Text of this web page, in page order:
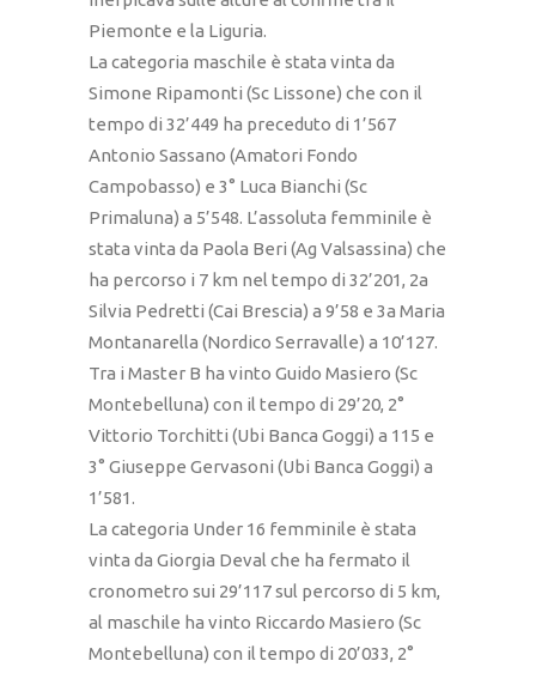
Piemonte e la Liguria.
La categoria maschile è stata vinta da
Simone Ripamonti (Sc Lissone) che con il
tempo di 32’449 ha preceduto di 1’567
Antonio Sassano (Amatori Fondo
Campobasso) e 3° Luca Bianchi (Sc
Primaluna) a 5’548. L’assoluta femminile è
stata vinta da Paola Beri (Ag Valsassina) che
ha percorso i 7 km nel tempo di 32’201, 2a
Silvia Pedretti (Cai Brescia) a 9’58 e 3a Maria
Montanarella (Nordico Serravalle) a 10’127.
Tra i Master B ha vinto Guido Masiero (Sc
Montebelluna) con il tempo di 29’20, 2°
Vittorio Torchitti (Ubi Banca Goggi) a 115 e
3° Giuseppe Gervasoni (Ubi Banca Goggi) a
1’581.
La categoria Under 16 femminile è stata
vinta da Giorgia Deval che ha fermato il
cronometro sui 29’117 sul percorso di 5 km,
al maschile ha vinto Riccardo Masiero (Sc
Montebelluna) con il tempo di 20’033, 2°